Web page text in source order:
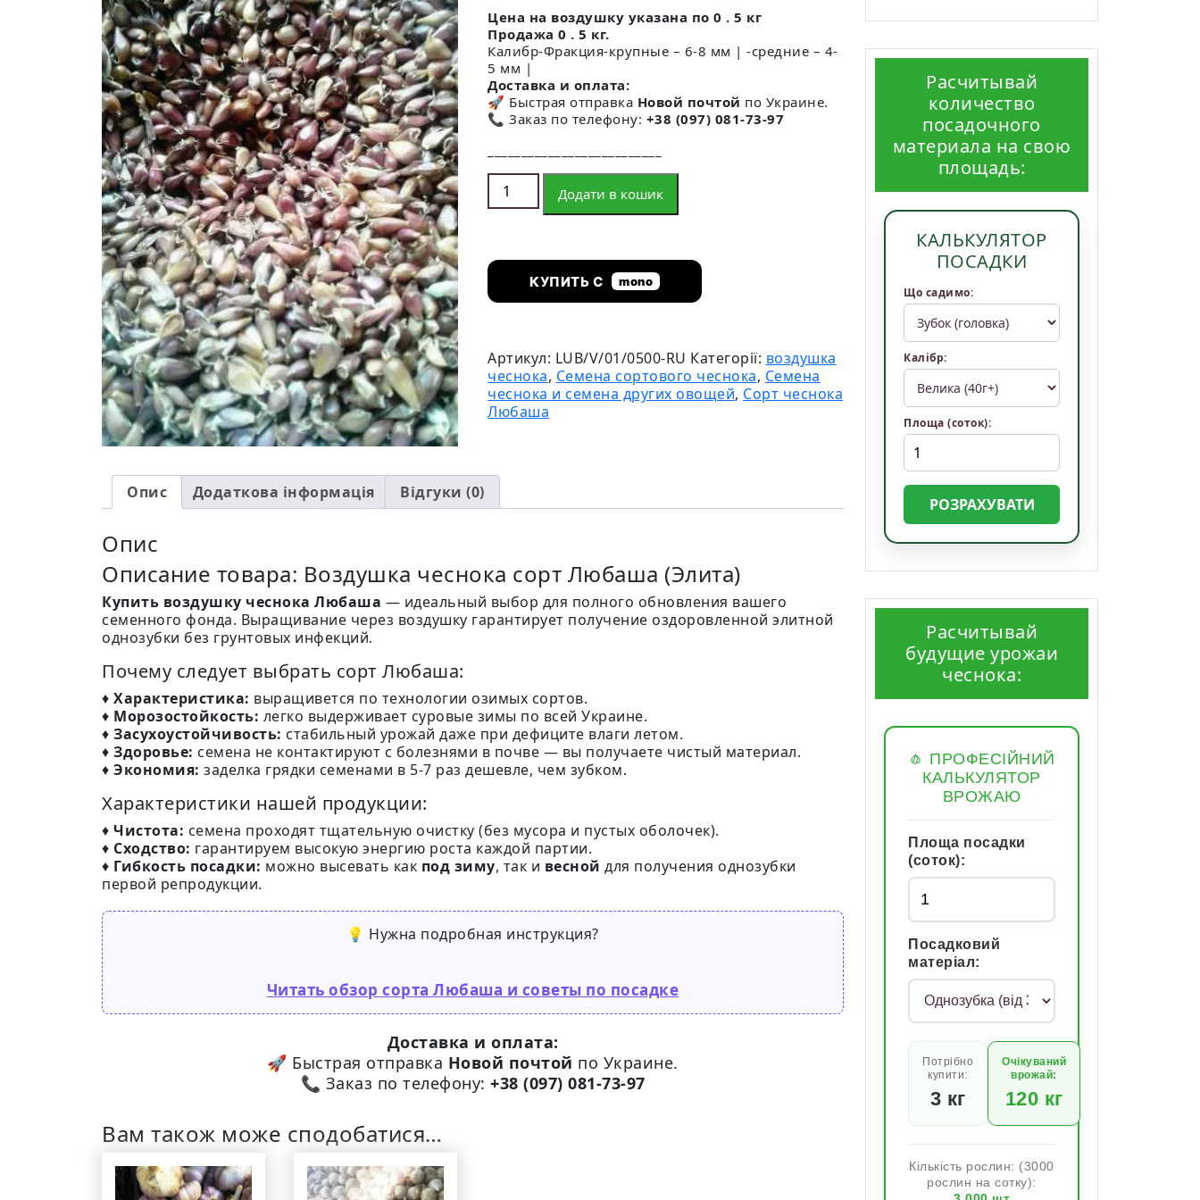
Цена на воздушку указана по 0 . 5 кг
Продажа 0 . 5 кг.
Калибр-Фракция-крупные – 6-8 мм | -средние – 4-
5 мм |
Доставка и оплата:
🚀 Быстрая отправка Новой почтой по Украине.
📞 Заказ по телефону: +38 (097) 081-73-97
Воздушка чеснока сорт Любаша кількість
Додати в кошик
КУПИТЬ С mono
Артикул: LUB/V/01/0500-RU Категорії: воздушка
чеснока, Семена сортового чеснока, Семена
чеснока и семена других овощей, Сорт чеснока
Любаша
Опис Додаткова інформація Відгуки (0)
Опис
Описание товара: Воздушка чеснока сорт Любаша (Элита)
Купить воздушку чеснока Любаша — идеальный выбор для полного обновления вашего
семенного фонда. Выращивание через воздушку гарантирует получение оздоровленной элитной
однозубки без грунтовых инфекций.
Почему следует выбрать сорт Любаша:
♦ Характеристика: выращивется по технологии озимых сортов.
♦ Морозостойкость: легко выдерживает суровые зимы по всей Украине.
♦ Засухоустойчивость: стабильный урожай даже при дефиците влаги летом.
♦ Здоровье: семена не контактируют с болезнями в почве — вы получаете чистый материал.
♦ Экономия: заделка грядки семенами в 5-7 раз дешевле, чем зубком.
Характеристики нашей продукции:
♦ Чистота: семена проходят тщательную очистку (без мусора и пустых оболочек).
♦ Сходство: гарантируем высокую энергию роста каждой партии.
♦ Гибкость посадки: можно высевать как под зиму, так и весной для получения однозубки
первой репродукции.
💡 Нужна подробная инструкция?
Читать обзор сорта Любаша и советы по посадке
Доставка и оплата:
🚀 Быстрая отправка Новой почтой по Украине.
📞 Заказ по телефону: +38 (097) 081-73-97
Вам також може сподобатися…
Расчитывай
количество
посадочного
материала на свою
площадь:
КАЛЬКУЛЯТОР
ПОСАДКИ
Що садимо:
Калібр:
Площа (соток):
РОЗРАХУВАТИ
Расчитывай
будущие урожаи
чеснока:
🧄 ПРОФЕСІЙНИЙ
КАЛЬКУЛЯТОР
ВРОЖАЮ
Площа посадки
(соток):
Посадковий
матеріал:
Потрібно
купити:
3 кг
Очікуваний
врожай:
120 кг
Кількість рослин: (3000
рослин на сотку):